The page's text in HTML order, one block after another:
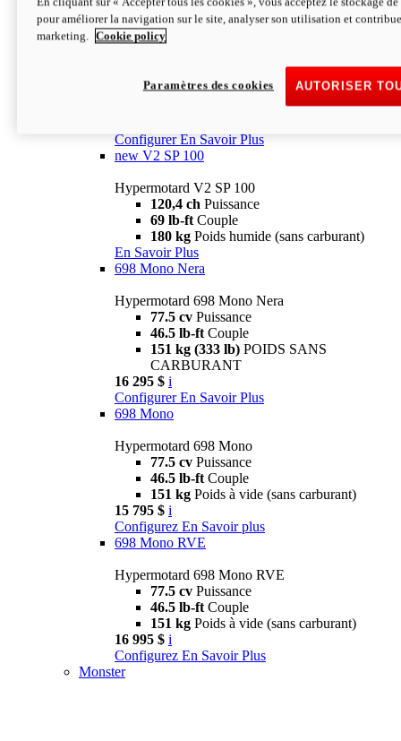
Configurer En Savoir Plus
newV2 SP
69 lb-ftCouple
Poids humide (sans carburant)
Configurer En Savoir Plus
new V2 SP 100
Hypermotard V2 SP 100
120,4 ch Puissance
69 lb-ft Couple
180 kg Poids humide (sans carburant)
En Savoir Plus
698 Mono Nera
Hypermotard 698 Mono Nera
77.5 cv Puissance
46.5 lb-ft Couple
151 kg (333 lb) POIDS SANS
CARBURANT
16 295 $ i
Configurer En Savoir Plus
698 Mono
Hypermotard 698 Mono
77.5 cv Puissance
46.5 lb-ft Couple
151 kg Poids à vide (sans carburant)
15 795 $ i
Configurez En Savoir plus
698 Mono RVE
Hypermotard 698 Mono RVE
77.5 cv Puissance
46.5 lb-ft Couple
151 kg Poids à vide (sans carburant)
16 995 $ i
Configurez En Savoir Plus
Monster
pour améliorer la navigation sur le site, analyser son utilisation et
marketing.
Cookie policy
AUTORISER
Paramètres des cookies